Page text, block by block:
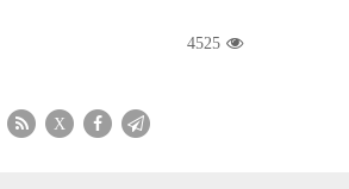
4525
X